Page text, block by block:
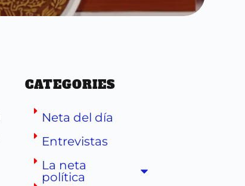
CATEGORIES
Neta del día
Entrevistas
La neta
política